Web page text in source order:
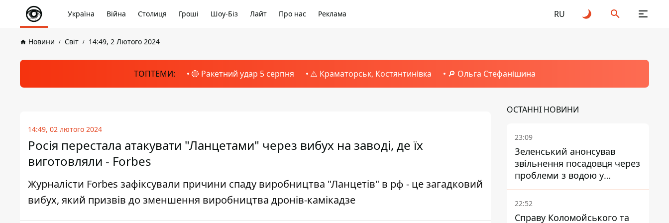
Україна Війна Столиця Гроші Шоу-Біз Лайт Про нас Реклама RU
Новини Світ 14:49, 2 Лютого 2024
ТОПТЕМИ: 🔴 Ракетний удар 5 серпня ⚠️ Краматорськ, Костянтинівка 🔎 Ольга Стефанішина
14:49, 02 лютого 2024
Росія перестала атакувати "Ланцетами" через вибух на заводі, де їх
виготовляли - Forbes
Журналісти Forbes зафіксували причини спаду виробництва "Ланцетів" в рф - це загадковий
вибух, який призвів до зменшення виробництва дронів-камікадзе
ОСТАННІ НОВИНИ
23:09
Зеленський анонсував
звільнення посадовця через
проблеми з водою у
Марганці
22:52
Справу Коломойського та